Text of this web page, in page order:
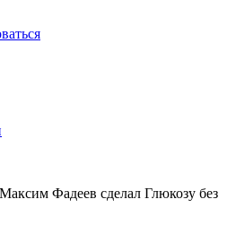
Максим Фадеев сделал Глюкозу без